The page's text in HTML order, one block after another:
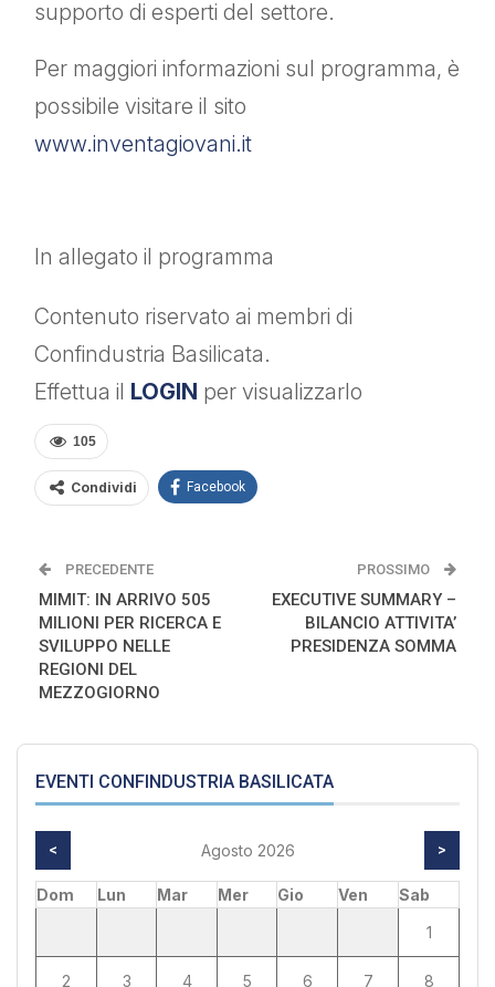
supporto di esperti del settore.
Per maggiori informazioni sul programma, è
possibile visitare il sito
www.inventagiovani.it
In allegato il programma
Contenuto riservato ai membri di
Confindustria Basilicata.
Effettua il LOGIN per visualizzarlo
105
Condividi Facebook
PRECEDENTE
MIMIT: IN ARRIVO 505
MILIONI PER RICERCA E
SVILUPPO NELLE
REGIONI DEL
MEZZOGIORNO
PROSSIMO
EXECUTIVE SUMMARY –
BILANCIO ATTIVITA’
PRESIDENZA SOMMA
EVENTI CONFINDUSTRIA BASILICATA
< Agosto 2026 >
Dom Lun Mar Mer Gio Ven
Sab
1
2 3 4 5 6 7 8